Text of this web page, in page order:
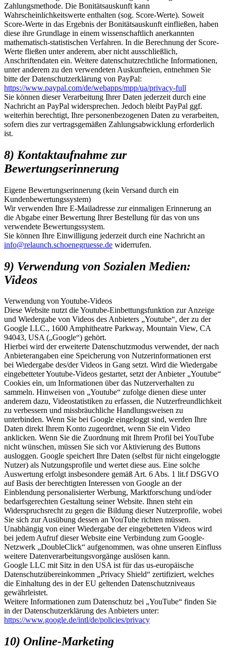
Zahlungsmethode. Die Bonitätsauskunft kann
Wahrscheinlichkeitswerte enthalten (sog. Score-Werte). Soweit
Score-Werte in das Ergebnis der Bonitätsauskunft einfließen, haben
diese ihre Grundlage in einem wissenschaftlich anerkannten
mathematisch-statistischen Verfahren. In die Berechnung der Score-
Werte fließen unter anderem, aber nicht ausschließlich,
Anschriftendaten ein. Weitere datenschutzrechtliche Informationen,
unter anderem zu den verwendeten Auskunfteien, entnehmen Sie
bitte der Datenschutzerklärung von PayPal:
https://www.paypal.com/de/webapps/mpp/ua/privacy-full
Sie können dieser Verarbeitung Ihrer Daten jederzeit durch eine
Nachricht an PayPal widersprechen. Jedoch bleibt PayPal ggf.
weiterhin berechtigt, Ihre personenbezogenen Daten zu verarbeiten,
sofern dies zur vertragsgemäßen Zahlungsabwicklung erforderlich
ist.
8) Kontaktaufnahme zur
Bewertungserinnerung
Eigene Bewertungserinnerung (kein Versand durch ein
Kundenbewertungssystem)
Wir verwenden Ihre E-Mailadresse zur einmaligen Erinnerung an
die Abgabe einer Bewertung Ihrer Bestellung für das von uns
verwendete Bewertungssystem.
Sie können Ihre Einwilligung jederzeit durch eine Nachricht an
info@relaunch.schoenegruesse.de widerrufen.
9) Verwendung von Sozialen Medien:
Videos
Verwendung von Youtube-Videos
Diese Website nutzt die Youtube-Einbettungsfunktion zur Anzeige
und Wiedergabe von Videos des Anbieters „Youtube“, der zu der
Google LLC., 1600 Amphitheatre Parkway, Mountain View, CA
94043, USA („Google“) gehört.
Hierbei wird der erweiterte Datenschutzmodus verwendet, der nach
Anbieterangaben eine Speicherung von Nutzerinformationen erst
bei Wiedergabe des/der Videos in Gang setzt. Wird die Wiedergabe
eingebetteter Youtube-Videos gestartet, setzt der Anbieter „Youtube“
Cookies ein, um Informationen über das Nutzerverhalten zu
sammeln. Hinweisen von „Youtube“ zufolge dienen diese unter
anderem dazu, Videostatistiken zu erfassen, die Nutzerfreundlichkeit
zu verbessern und missbräuchliche Handlungsweisen zu
unterbinden. Wenn Sie bei Google eingeloggt sind, werden Ihre
Daten direkt Ihrem Konto zugeordnet, wenn Sie ein Video
anklicken. Wenn Sie die Zuordnung mit Ihrem Profil bei YouTube
nicht wünschen, müssen Sie sich vor Aktivierung des Buttons
ausloggen. Google speichert Ihre Daten (selbst für nicht eingeloggte
Nutzer) als Nutzungsprofile und wertet diese aus. Eine solche
Auswertung erfolgt insbesondere gemäß Art. 6 Abs. 1 lit.f DSGVO
auf Basis der berechtigten Interessen von Google an der
Einblendung personalisierter Werbung, Marktforschung und/oder
bedarfsgerechten Gestaltung seiner Website. Ihnen steht ein
Widerspruchsrecht zu gegen die Bildung dieser Nutzerprofile, wobei
Sie sich zur Ausübung dessen an YouTube richten müssen.
Unabhängig von einer Wiedergabe der eingebetteten Videos wird
bei jedem Aufruf dieser Website eine Verbindung zum Google-
Netzwerk „DoubleClick“ aufgenommen, was ohne unseren Einfluss
weitere Datenverarbeitungsvorgänge auslösen kann.
Google LLC mit Sitz in den USA ist für das us-europäische
Datenschutzübereinkommen „Privacy Shield“ zertifiziert, welches
die Einhaltung des in der EU geltenden Datenschutzniveaus
gewährleistet.
Weitere Informationen zum Datenschutz bei „YouTube“ finden Sie
in der Datenschutzerklärung des Anbieters unter:
https://www.google.de/intl/de/policies/privacy
10) Online-Marketing